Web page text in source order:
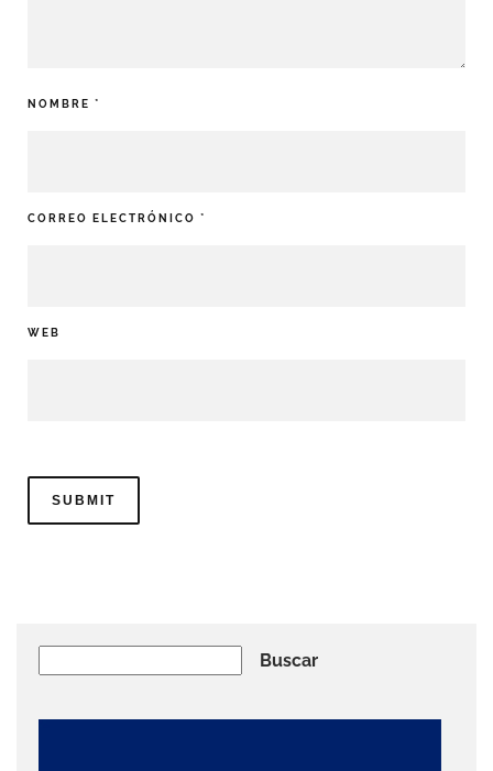
NOMBRE *
CORREO ELECTRÓNICO *
WEB
Buscar